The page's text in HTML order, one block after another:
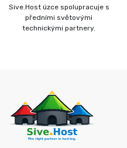
Sive.Host úzce spolupracuje s
předními světovými
technickými partnery.